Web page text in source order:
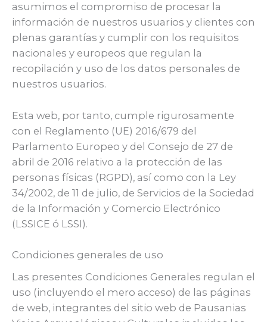
asumimos el compromiso de procesar la
información de nuestros usuarios y clientes con
plenas garantías y cumplir con los requisitos
nacionales y europeos que regulan la
recopilación y uso de los datos personales de
nuestros usuarios.
Esta web, por tanto, cumple rigurosamente
con el Reglamento (UE) 2016/679 del
Parlamento Europeo y del Consejo de 27 de
abril de 2016 relativo a la protección de las
personas físicas (RGPD), así como con la Ley
34/2002, de 11 de julio, de Servicios de la Sociedad
de la Información y Comercio Electrónico
(LSSICE ó LSSI).
Condiciones generales de uso
Las presentes Condiciones Generales regulan el
uso (incluyendo el mero acceso) de las páginas
de web, integrantes del sitio web de Pausanias